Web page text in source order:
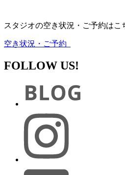
スタジオの空き状況・ご予約はこ
空き状況・ご予約
FOLLOW US!